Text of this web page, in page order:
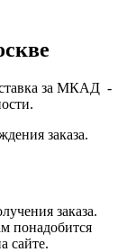
за МКАД -
заказа.
заказа.
понадобится
сайте.